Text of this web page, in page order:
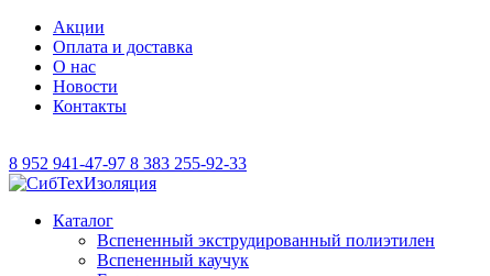
Акции
Оплата и доставка
О нас
Новости
Контакты
8 952 941-47-97 8 383 255-92-33
Каталог
Вспененный экструдированный полиэтилен
Вспененный каучук